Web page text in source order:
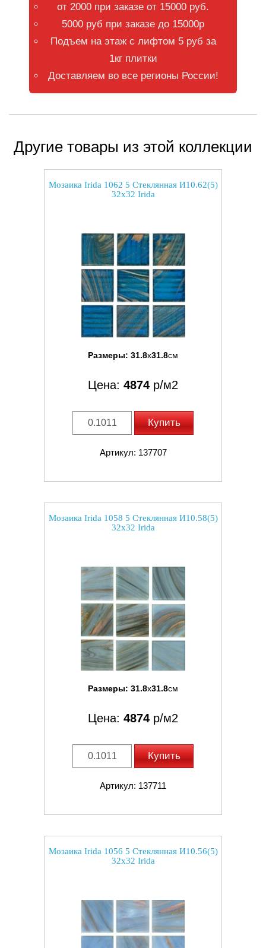
от 2000 при заказе от 15000 руб.
5000 руб при заказе до 15000р
Подъем на этаж с лифтом 5 руб за
1кг плитки
Доставляем во все регионы России!
Другие товары из этой коллекции
Мозаика Irida 1062 5 Стеклянная И10.62(5)
32x32 Irida
Размеры: 31.8x31.8см
Цена: 4874 р/м2
Купить
Артикул: 137707
Мозаика Irida 1058 5 Стеклянная И10.58(5)
32x32 Irida
Размеры: 31.8x31.8см
Цена: 4874 р/м2
Купить
Артикул: 137711
Мозаика Irida 1056 5 Стеклянная И10.56(5)
32x32 Irida